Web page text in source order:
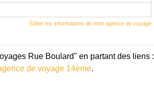
Éditer les informations de mon agence de voyage
Rue Boulard" en partant des liens :
de voyage 14ème.